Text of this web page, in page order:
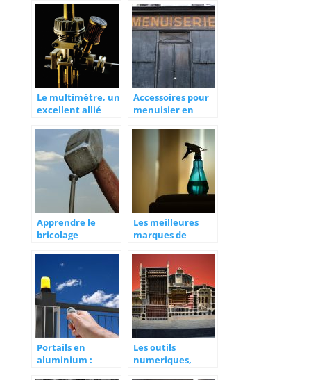
Le multimètre, un
excellent allié
technicien
professionnel !
Accessoires pour
menuisier en
Apprendre le
bricolage
Les meilleures
marques de
électrique
Portails en
aluminium :
Les outils
numeriques,